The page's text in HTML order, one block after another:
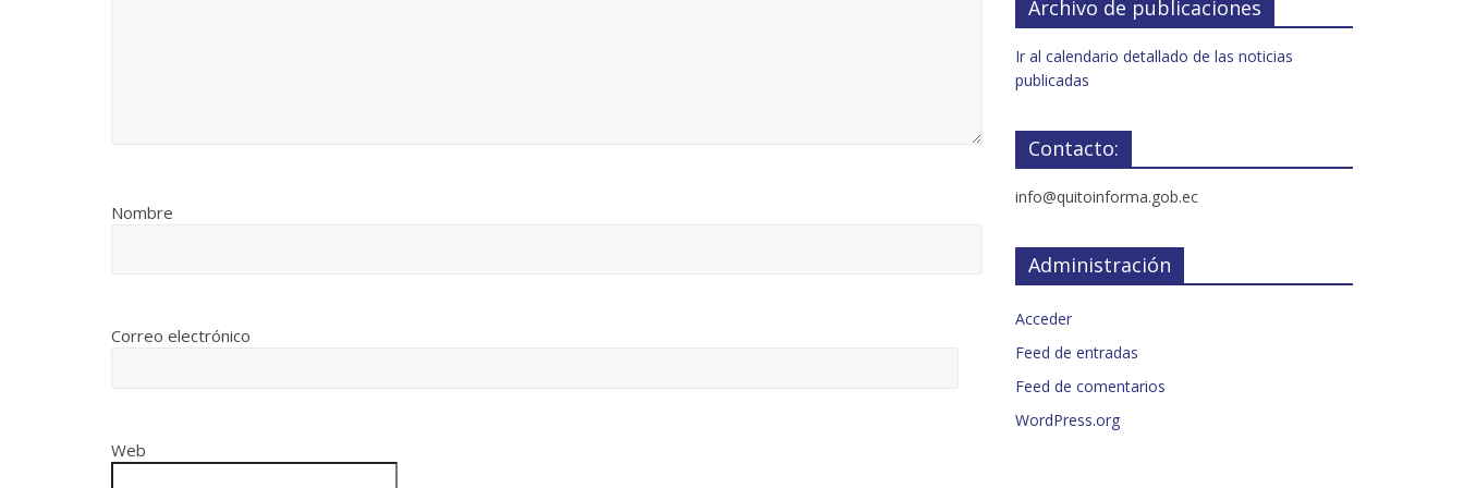
Nombre
Correo electrónico
Web
Archivo de publicaciones
Ir al calendario detallado de las noticias
publicadas
Contacto:
info@quitoinforma.gob.ec
Administración
Acceder
Feed de entradas
Feed de comentarios
WordPress.org